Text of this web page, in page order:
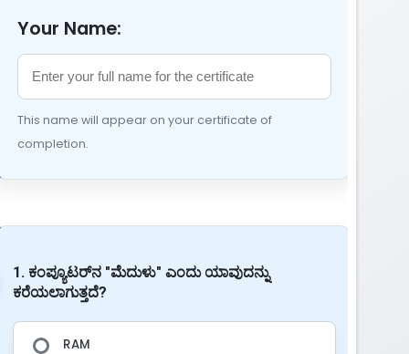
Your Name:
This name will appear on your certificate of
completion.
1. ಕಂಪ್ಯೂಟರ್‌ನ "ಮೆದುಳು" ಎಂದು ಯಾವುದನ್ನು
ಕರೆಯಲಾಗುತ್ತದೆ?
RAM